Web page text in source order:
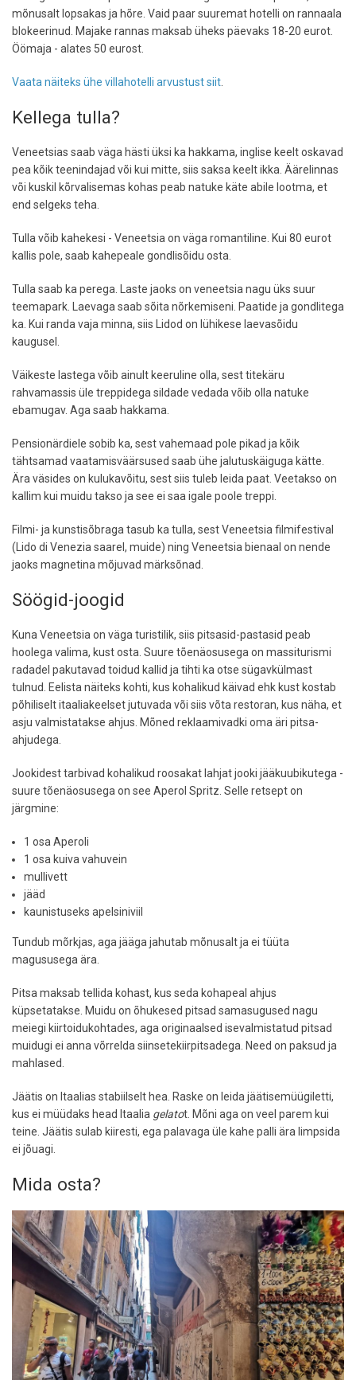
mõnusalt lopsakas ja hõre. Vaid paar suuremat hotelli on rannaala
blokeerinud. Majake rannas maksab üheks päevaks 18-20 eurot.
Öömaja - alates 50 eurost.
Vaata näiteks ühe villahotelli arvustust siit.
Kellega tulla?
Veneetsias saab väga hästi üksi ka hakkama, inglise keelt oskavad
pea kõik teenindajad või kui mitte, siis saksa keelt ikka. Äärelinnas
või kuskil kõrvalisemas kohas peab natuke käte abile lootma, et
end selgeks teha.
Tulla võib kahekesi - Veneetsia on väga romantiline. Kui 80 eurot
kallis pole, saab kahepeale gondlisõidu osta.
Tulla saab ka perega. Laste jaoks on veneetsia nagu üks suur
teemapark. Laevaga saab sõita nõrkemiseni. Paatide ja gondlitega
ka. Kui randa vaja minna, siis Lidod on lühikese laevasõidu
kaugusel.
Väikeste lastega võib ainult keeruline olla, sest titekäru
rahvamassis üle treppidega sildade vedada võib olla natuke
ebamugav. Aga saab hakkama.
Pensionärdiele sobib ka, sest vahemaad pole pikad ja kõik
tähtsamad vaatamisväärsused saab ühe jalutuskäiguga kätte.
Ära väsides on kulukavõitu, sest siis tuleb leida paat. Veetakso on
kallim kui muidu takso ja see ei saa igale poole treppi.
Filmi- ja kunstisõbraga tasub ka tulla, sest Veneetsia filmifestival
(Lido di Venezia saarel, muide) ning Veneetsia bienaal on nende
jaoks magnetina mõjuvad märksõnad.
Söögid-joogid
Kuna Veneetsia on väga turistilik, siis pitsasid-pastasid peab
hoolega valima, kust osta. Suure tõenäosusega on massiturismi
radadel pakutavad toidud kallid ja tihti ka otse sügavkülmast
tulnud. Eelista näiteks kohti, kus kohalikud käivad ehk kust kostab
põhiliselt itaaliakeelset jutuvada või siis võta restoran, kus näha, et
asju valmistatakse ahjus. Mõned reklaamivadki oma äri pitsa-
ahjudega.
Jookidest tarbivad kohalikud roosakat lahjat jooki jääkuubikutega -
suure tõenäosusega on see Aperol Spritz. Selle retsept on
järgmine:
1 osa Aperoli
1 osa kuiva vahuvein
mullivett
jääd
kaunistuseks apelsiniviil
Tundub mõrkjas, aga jääga jahutab mõnusalt ja ei tüüta
magususega ära.
Pitsa maksab tellida kohast, kus seda kohapeal ahjus
küpsetatakse. Muidu on õhukesed pitsad samasugused nagu
meiegi kiirtoidukohtades, aga originaalsed isevalmistatud pitsad
muidugi ei anna võrrelda siinsetekiirpitsadega. Need on paksud ja
mahlased.
Jäätis on Itaalias stabiilselt hea. Raske on leida jäätisemüügiletti,
kus ei müüdaks head Itaalia gelatot. Mõni aga on veel parem kui
teine. Jäätis sulab kiiresti, ega palavaga üle kahe palli ära limpsida
ei jõuagi.
Mida osta?